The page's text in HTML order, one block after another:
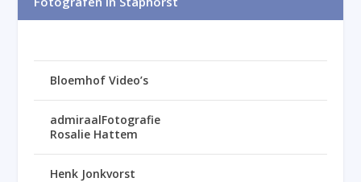
Bloemhof Video’s
admiraalFotografie
Rosalie Hattem
Henk Jonkvorst